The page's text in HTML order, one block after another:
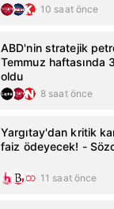
10 saat önce
ABD'nin stratejik
Temmuz haftasında
oldu
8 saat önce
Yargıtay'dan kritik
faiz ödeyecek! -
11 saat önce